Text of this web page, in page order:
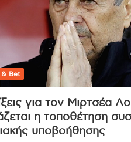
Bet
για τον Μιρτσέα
η τοποθέτηση
υποβοήθησης